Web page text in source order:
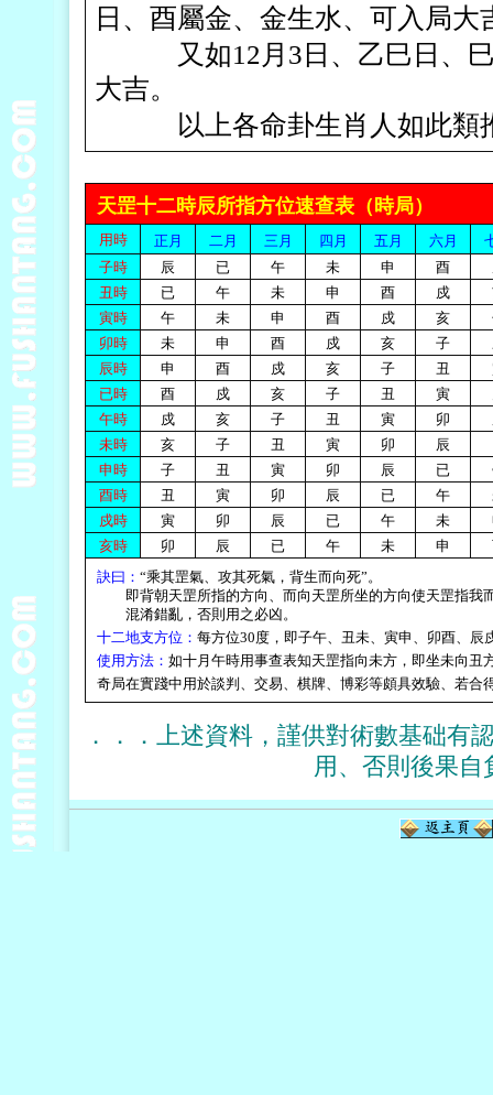
日、酉屬金、金生水、可入局大
又如12月3日、乙巳日、巳
大吉。
以上各命卦生肖人如此類
天罡十二時辰所指方位速查表（時局）
用時 正月 二月 三月 四月 五月 六月
子時
辰 已 午 未 申 酉
丑時
已 午 未 申 酉 戍
寅時
午 未 申 酉 戍 亥
卯時
未 申 酉 戍 亥 子
辰時
申 酉 戍 亥 子 丑
已時
酉 戍 亥 子 丑 寅
午時
戍 亥 子 丑 寅 卯
未時
亥 子 丑 寅 卯 辰
申時
子 丑 寅 卯 辰 已
酉時
丑 寅 卯 辰 已 午
戍時
寅 卯 辰 已 午 未
亥時
卯 辰 已 午 未 申
訣曰： “乘其罡氣、攻其死氣，背生而向死”。
即背朝天罡所指的方向、而向天罡所坐的方向使天罡指
混淆錯亂，否則用之必凶。
十二地支方位： 每方位30度，即子午、丑未、寅申、卯酉、辰
使用方法： 如十月午時用事查表知天罡指向未方，即坐未向丑
奇局在實踐中用於談判、交易、棋牌、博彩等頗具效驗、若合
．．．上述資料，謹供對術數基础有
用、否則後果自